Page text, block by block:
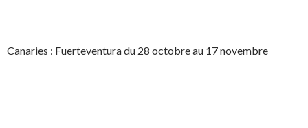
Canaries : Fuerteventura du 28 octobre au 17 novembre